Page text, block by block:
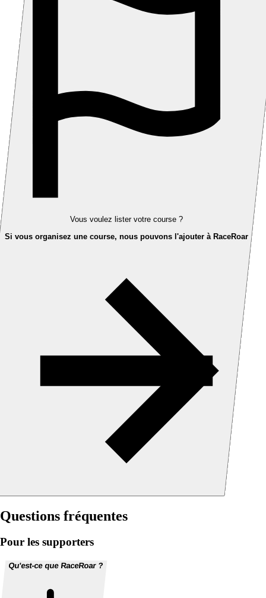
Vous voulez lister votre course ?
Si vous organisez une course, nous pouvons l'ajouter à RaceRoar
Questions fréquentes
Pour les supporters
Qu'est-ce que RaceRoar ?